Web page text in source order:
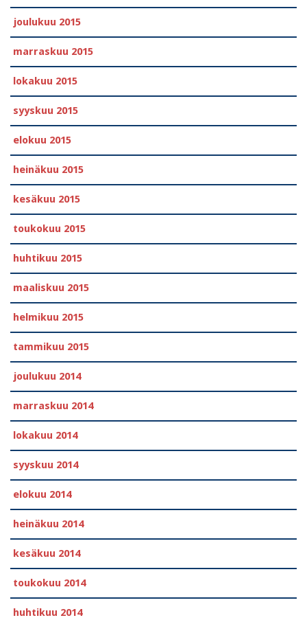
joulukuu 2015
marraskuu 2015
lokakuu 2015
syyskuu 2015
elokuu 2015
heinäkuu 2015
kesäkuu 2015
toukokuu 2015
huhtikuu 2015
maaliskuu 2015
helmikuu 2015
tammikuu 2015
joulukuu 2014
marraskuu 2014
lokakuu 2014
syyskuu 2014
elokuu 2014
heinäkuu 2014
kesäkuu 2014
toukokuu 2014
huhtikuu 2014